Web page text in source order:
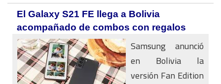
El Galaxy S21 FE llega a Bolivia
acompañado de combos con regalos
Samsung anunció
en Bolivia la
versión Fan Edition